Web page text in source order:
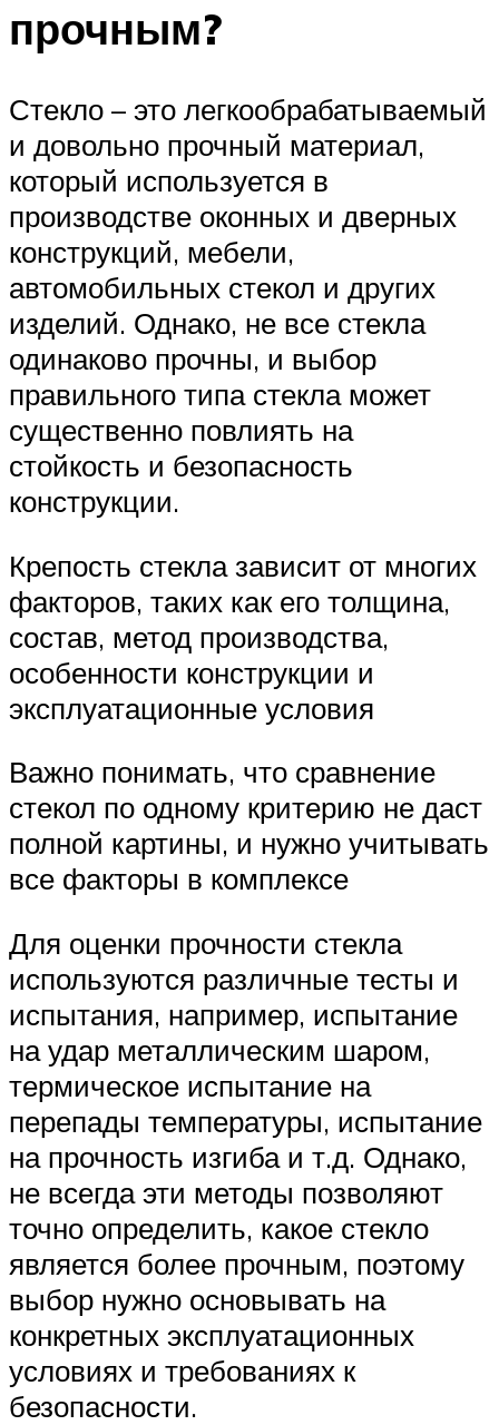
прочным?
Стекло – это легкообрабатываемый
и довольно прочный материал,
который используется в
производстве оконных и дверных
конструкций, мебели,
автомобильных стекол и других
изделий. Однако, не все стекла
одинаково прочны, и выбор
правильного типа стекла может
существенно повлиять на
стойкость и безопасность
конструкции.
Крепость стекла зависит от многих
факторов, таких как его толщина,
состав, метод производства,
особенности конструкции и
эксплуатационные условия
Важно понимать, что сравнение
стекол по одному критерию не даст
полной картины, и нужно учитывать
все факторы в комплексе
Для оценки прочности стекла
используются различные тесты и
испытания, например, испытание
на удар металлическим шаром,
термическое испытание на
перепады температуры, испытание
на прочность изгиба и т.д. Однако,
не всегда эти методы позволяют
точно определить, какое стекло
является более прочным, поэтому
выбор нужно основывать на
конкретных эксплуатационных
условиях и требованиях к
безопасности.